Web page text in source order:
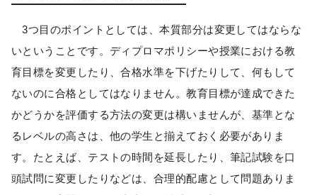
3つ目のポイントとしては、本質部分は変更してはならな
いということです。ディプロマポリシーや授業における教
育目標を変更したり、合格水準を下げたりして、何もして
ないのに合格としてはなりません。教育目標が達成できた
かどうかを評価する方法の変更は構いませんが、基準とな
るレベルの高さは、他の学生と揃えておく必要がありま
す。たとえば、テストの時間を延長したり、筆記試験を口
頭試問に変更したりなどは、合理的配慮として問題ありま